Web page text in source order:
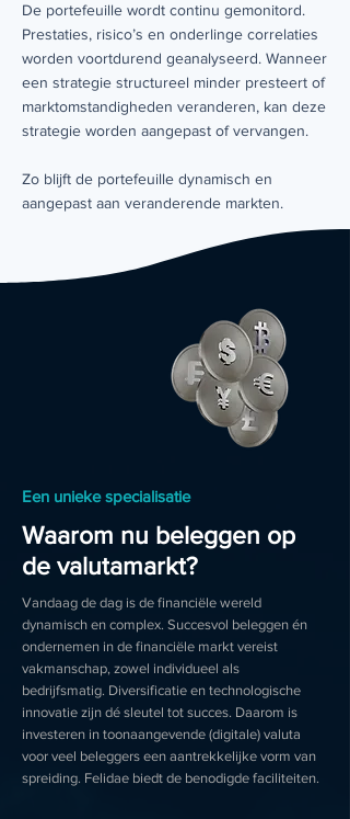
De portefeuille wordt continu gemonitord.
Prestaties, risico’s en onderlinge correlaties
worden voortdurend geanalyseerd. Wanneer
een strategie structureel minder presteert of
marktomstandigheden veranderen, kan deze
strategie worden aangepast of vervangen.
Zo blijft de portefeuille dynamisch en
aangepast aan veranderende markten.
Een unieke specialisatie
Waarom nu beleggen op
de valutamarkt?
Vandaag de dag is de financiële wereld
dynamisch en complex. Succesvol beleggen én
ondernemen in de financiële markt vereist
vakmanschap, zowel individueel als
bedrijfsmatig. Diversificatie en technologische
innovatie zijn dé sleutel tot succes. Daarom is
investeren in toonaangevende (digitale) valuta
voor veel beleggers een aantrekkelijke vorm van
spreiding. Felidae biedt de benodigde faciliteiten.